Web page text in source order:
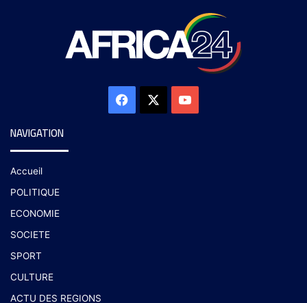
NAVIGATION
Accueil
POLITIQUE
ECONOMIE
SOCIETE
SPORT
CULTURE
ACTU DES REGIONS